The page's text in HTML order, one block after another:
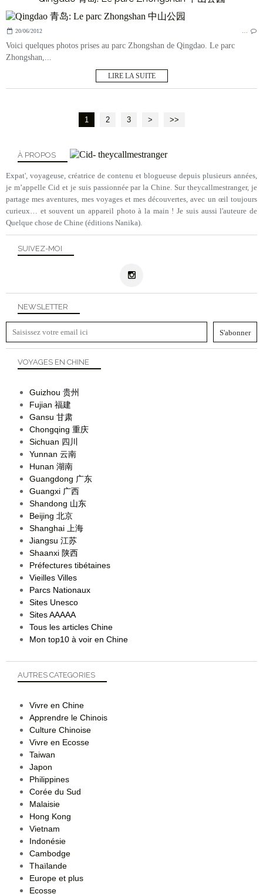
20/06/2012 …
Voici quelques photos prises au parc Zhongshan de Qingdao. Le parc
Zhongshan,...
LIRE LA SUITE
1 2 3 > >>
NEWSLETTER
SUIVEZ-MOI
À PROPOS
Expat', voyageuse, créatrice de contenu et blogueuse depuis plusieurs années,
je m’appelle Cid et je suis passionnée par la Chine. Sur theycallmestranger, je
partage mes aventures, mes voyages et mes découvertes, avec un œil toujours
curieux… et souvent un appareil photo à la main ! Je suis aussi l'auteure de
Quelque chose de Chine (éditions Nanika).
VOYAGES EN CHINE
Guizhou 贵州
Fujian 福建
Gansu 甘肃
Chongqing 重庆
Sichuan 四川
Yunnan 云南
Hunan 湖南
Guangdong 广东
Guangxi 广西
Shandong 山东
Beijing 北京
Shanghai 上海
Jiangsu 江苏
Shaanxi 陕西
Préfectures tibétaines
Vieilles Villes
Parcs Nationaux
Sites Unesco
Sites AAAAA
Tous les articles Chine
Mon top10 à voir en Chine
AUTRES CATEGORIES
Vivre en Chine
Apprendre le Chinois
Culture Chinoise
Vivre en Ecosse
Taiwan
Japon
Philippines
Corée du Sud
Malaisie
Hong Kong
Vietnam
Indonésie
Cambodge
Thaïlande
Europe et plus
Ecosse